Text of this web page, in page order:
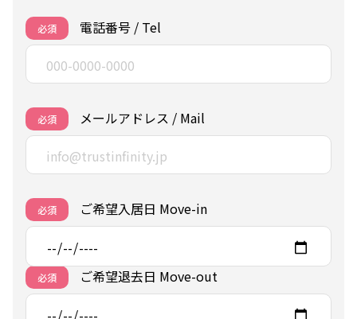
必須 電話番号 / Tel
必須 メールアドレス / Mail
必須 ご希望入居日 Move-in
必須 ご希望退去日 Move-out